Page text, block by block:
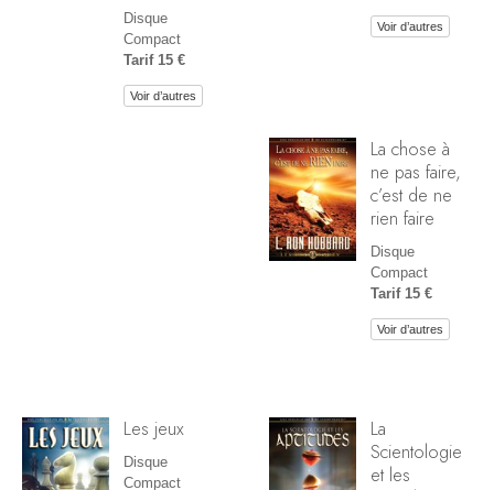
Disque
Compact
Tarif 15 €
Voir d’autres
Voir d’autres
La chose à
ne pas faire,
c’est de ne
rien faire
Disque
Compact
Tarif 15 €
Voir d’autres
Les jeux
Disque
Compact
La
Scientologie
et les